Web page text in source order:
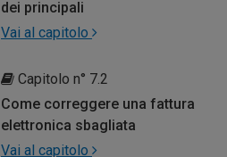
dei principali
Vai al capitolo
Capitolo n° 7.2
Come correggere una fattura
elettronica sbagliata
Vai al capitolo